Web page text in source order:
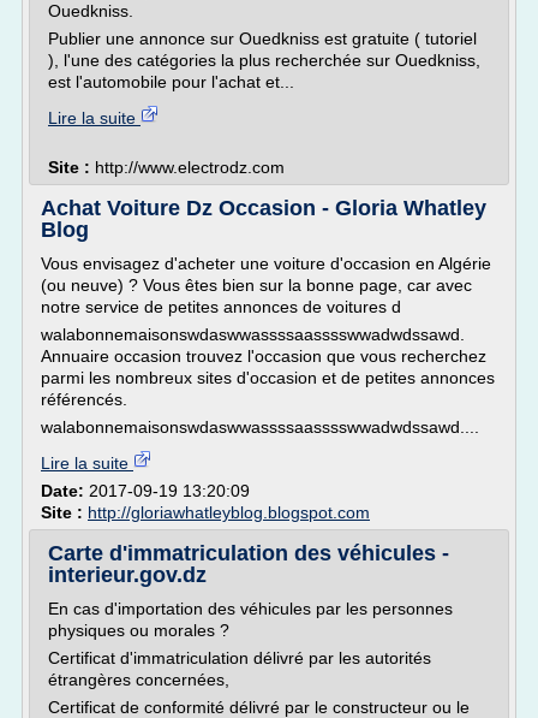
Ouedkniss.
Publier une annonce sur Ouedkniss est gratuite ( tutoriel
), l'une des catégories la plus recherchée sur Ouedkniss,
est l'automobile pour l'achat et...
Lire la suite
Site : http://www.electrodz.com
Achat Voiture Dz Occasion - Gloria Whatley
Blog
Vous envisagez d'acheter une voiture d'occasion en Algérie
(ou neuve) ? Vous êtes bien sur la bonne page, car avec
notre service de petites annonces de voitures d
walabonnemaisonswdaswwassssaasssswwadwdssawd.
Annuaire occasion trouvez l'occasion que vous recherchez
parmi les nombreux sites d'occasion et de petites annonces
référencés.
walabonnemaisonswdaswwassssaasssswwadwdssawd....
Lire la suite
Date: 2017-09-19 13:20:09
Site : http://gloriawhatleyblog.blogspot.com
Carte d'immatriculation des véhicules -
interieur.gov.dz
En cas d'importation des véhicules par les personnes
physiques ou morales ?
Certificat d'immatriculation délivré par les autorités
étrangères concernées,
Certificat de conformité délivré par le constructeur ou le